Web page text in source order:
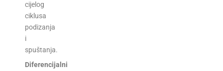
cijelog
ciklusa
podizanja
i
spuštanja.
Diferencijalni